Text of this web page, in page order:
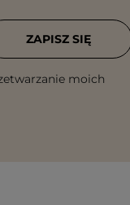
moich
ZAPISZ SIĘ